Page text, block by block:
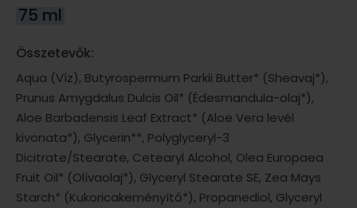
75 ml
Összetevők:
Aqua (Víz), Butyrospermum Parkii Butter* (Sheavaj*),
Prunus Amygdalus Dulcis Oil* (Édesmandula-olaj*),
Aloe Barbadensis Leaf Extract* (Aloe Vera levél
kivonata*), Glycerin**, Polyglyceryl-3
Dicitrate/Stearate, Cetearyl Alcohol, Olea Europaea
Fruit Oil* (Olívaolaj*), Glyceryl Stearate SE, Zea Mays
Starch* (Kukoricakeményítő*), Propanediol, Glyceryl